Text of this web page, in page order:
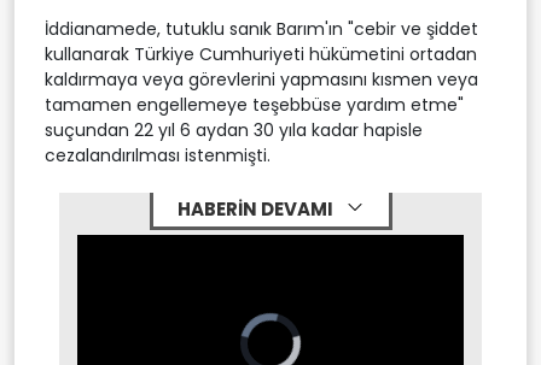
İddianamede, tutuklu sanık Barım'ın "cebir ve şiddet
kullanarak Türkiye Cumhuriyeti hükümetini ortadan
kaldırmaya veya görevlerini yapmasını kısmen veya
tamamen engellemeye teşebbüse yardım etme"
suçundan 22 yıl 6 aydan 30 yıla kadar hapisle
cezalandırılması istenmişti.
HABERİN DEVAMI